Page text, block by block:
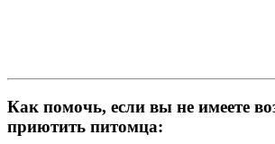
Как помочь, если вы не имеете
приютить питомца: